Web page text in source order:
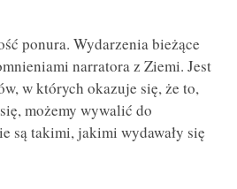
ponura. Wydarzenia bieżące
narratora z Ziemi. Jest
w których okazuje się, że to,
możemy wywalić do
są takimi, jakimi wydawały się